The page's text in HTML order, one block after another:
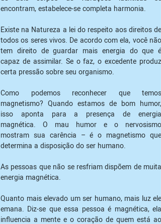
encontram, estabelece-se completa harmonia.
Existe na Natureza a lei do respeito aos direitos de
todos os seres vivos. De acordo com ela, você não
tem direito de guardar mais energia do que é
capaz de assimilar. Se o faz, o excedente produz
certa pressão sobre seu organismo.
Como podemos reconhecer que temos
magnetismo? Quando estamos de bom humor,
isso aponta para a presença de energia
magnética. O mau humor e o nervosismo
mostram sua carência – é o magnetismo que
determina a disposição do ser humano.
As pessoas que não se resfriam dispõem de muita
energia magnética.
Quanto mais elevado um ser humano, mais luz ele
emana. Diz-se que essa pessoa é magnética, ela
influencia a mente e o coração de quem está ao